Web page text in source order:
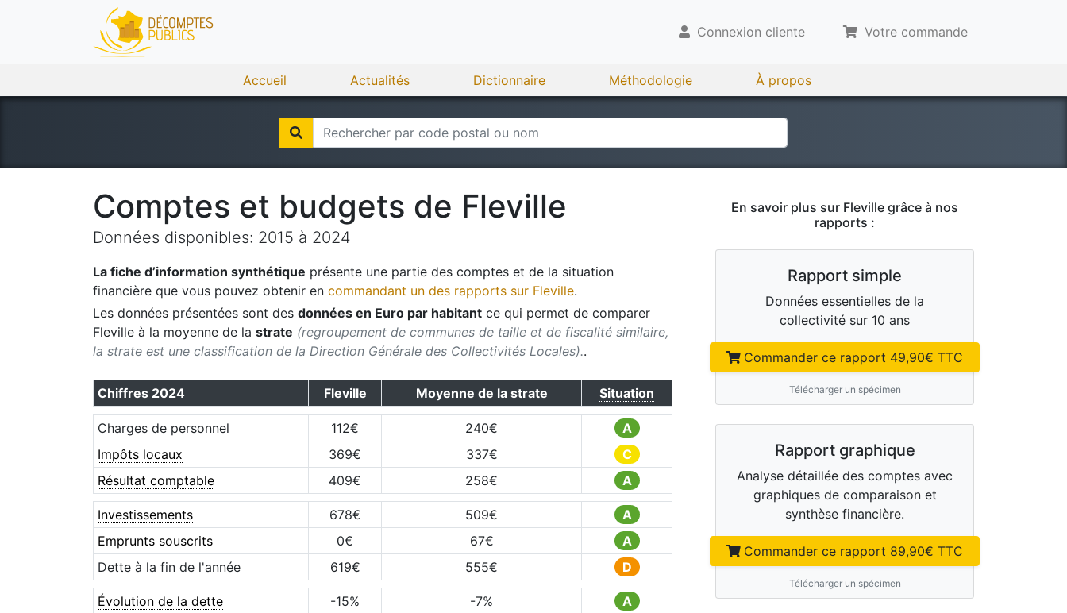
Connexion cliente Votre commande
Accueil Actualités Dictionnaire Méthodologie À propos
Comptes et budgets de Fleville
Données disponibles: 2015 à 2024
La fiche d’information synthétique présente une partie des comptes et de la situation
financière que vous pouvez obtenir en commandant un des rapports sur Fleville.
Les données présentées sont des données en Euro par habitant ce qui permet de comparer
Fleville à la moyenne de la strate (regroupement de communes de taille et de fiscalité similaire,
la strate est une classification de la Direction Générale des Collectivités Locales)..
Chiffres 2024 Fleville Moyenne de la strate Situation
Charges de personnel 112€ 240€
A
Impôts locaux
369€ 337€
C
Résultat comptable
409€ 258€ A
Investissements 678€ 509€
A
Emprunts souscrits
0€ 67€
A
Dette à la fin de l'année
619€ 555€ D
Évolution de la dette -15% -7%
A
En savoir plus sur Fleville grâce à nos
rapports :
Rapport simple
Données essentielles de la
collectivité sur 10 ans
Commander ce rapport 49,90€ TTC
Télécharger un spécimen
Rapport graphique
Analyse détaillée des comptes avec
graphiques de comparaison et
synthèse financière.
Commander ce rapport 89,90€ TTC
Télécharger un spécimen